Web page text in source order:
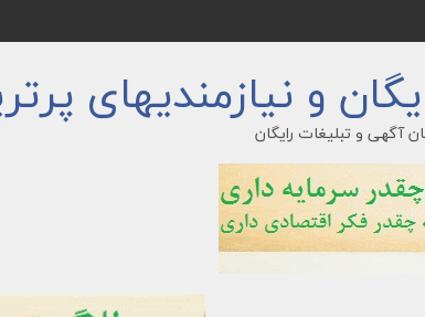
و نیازمندیهای
آگهی و تبلیغات رایگان